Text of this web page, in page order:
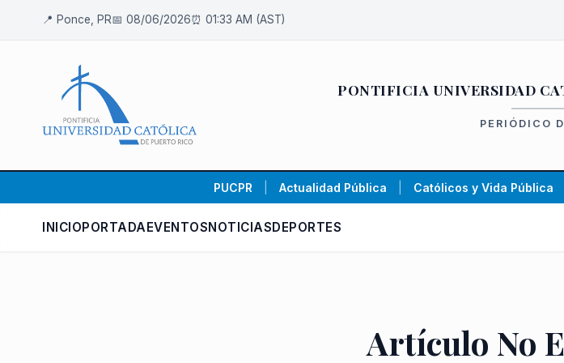
📍 Ponce, PR📅 08/06/2026⏰ 01:33 AM (AST)
PONTIFICIA UNIVERSIDAD
PERIÓDICO
PUCPR Actualidad Pública Católicos y Vida Pública
INICIOPORTADAEVENTOSNOTICIASDEPORTES
Artículo No